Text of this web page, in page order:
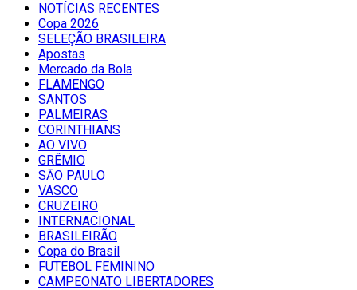
NOTÍCIAS RECENTES
Copa 2026
SELEÇÃO BRASILEIRA
Apostas
Mercado da Bola
FLAMENGO
SANTOS
PALMEIRAS
CORINTHIANS
AO VIVO
GRÊMIO
SĀO PAULO
VASCO
CRUZEIRO
INTERNACIONAL
BRASILEIRÃO
Copa do Brasil
FUTEBOL FEMININO
CAMPEONATO LIBERTADORES